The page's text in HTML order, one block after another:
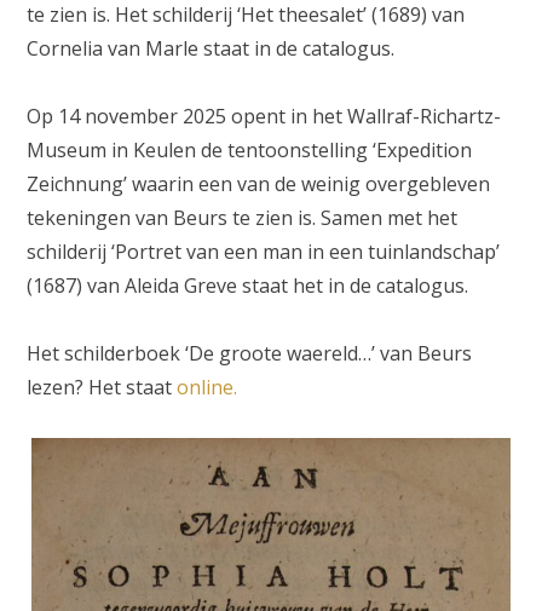
te zien is. Het schilderij ‘Het theesalet’ (1689) van
Cornelia van Marle staat in de catalogus.
Op 14 november 2025 opent in het Wallraf-Richartz-
Museum in Keulen de tentoonstelling ‘Expedition
Zeichnung’ waarin een van de weinig overgebleven
tekeningen van Beurs te zien is. Samen met het
schilderij ‘Portret van een man in een tuinlandschap’
(1687) van Aleida Greve staat het in de catalogus.
Het schilderboek ‘De groote waereld…’ van Beurs
lezen? Het staatonline.